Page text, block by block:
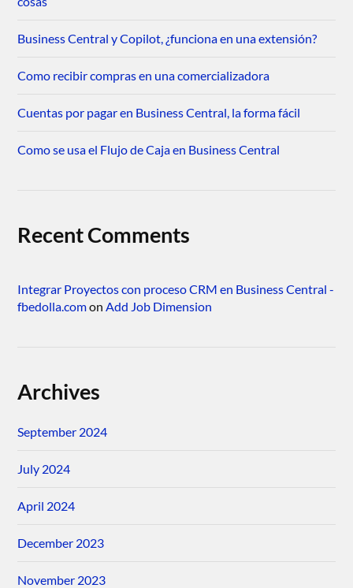
Business Central y Copilot, ¿funciona en una extensión?
Como recibir compras en una comercializadora
Cuentas por pagar en Business Central, la forma fácil
Como se usa el Flujo de Caja en Business Central
Recent Comments
Integrar Proyectos con proceso CRM en Business Central -
fbedolla.comon Add Job Dimension
Archives
September 2024
July 2024
April 2024
December 2023
November 2023